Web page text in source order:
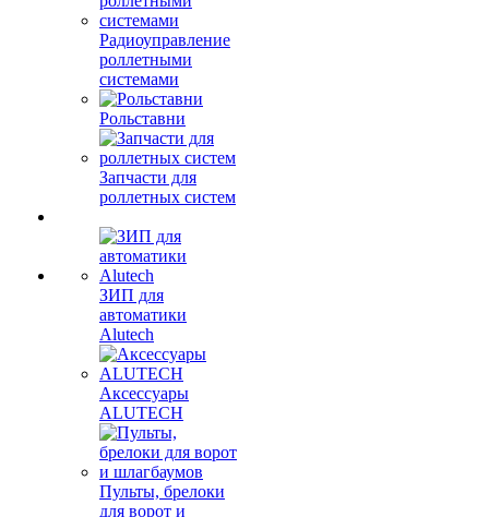
Радиоуправление
роллетными
системами
Рольставни
Запчасти для
роллетных систем
ЗИП для
автоматики
Alutech
Аксессуары
ALUTECH
Пульты, брелоки
для ворот и